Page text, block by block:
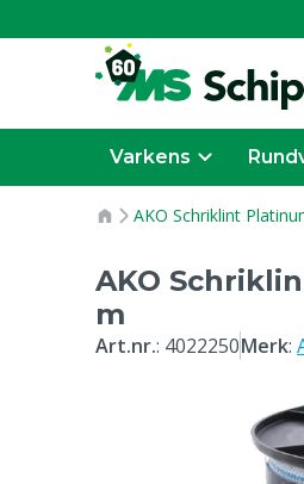
Varkens
AKO Schriklint
AKO
m
Art.nr.: 4022250Merk: